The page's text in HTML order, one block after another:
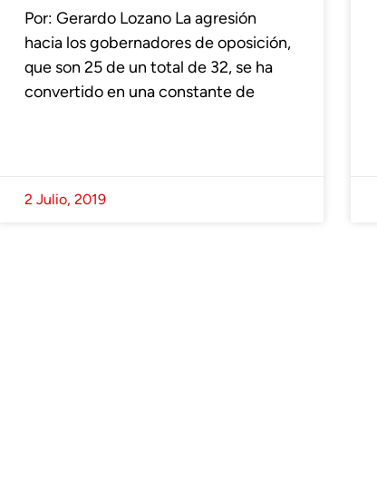
Por: Gerardo Lozano La agresión
hacia los gobernadores de oposición,
que son 25 de un total de 32, se ha
convertido en una constante de
2 Julio, 2019